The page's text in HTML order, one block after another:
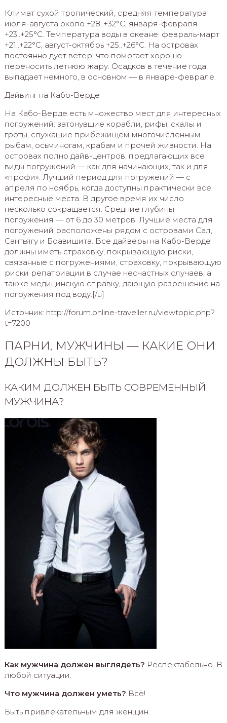
Климат сухой тропический, средняя температура
июля-августа около +28..+32°C, января-февраля
+23..+25°C. Температура воды в океане: февраль-март
+21..+22°C, август-октябрь +25..+26°C. На островах
постоянно дует ветер, что помогает хорошо
переносить летнюю жару. Осадков в течение года
выпадает немного, в основном — в январе-феврале.
Дайвинг на Кабо-Верде
На Кабо-Верде есть множество мест для интересных
погружений: затонувшие корабли, рифы, скалы и
гроты, служащие прибежищем многочисленным
рыбам, осьминогам, крабам и прочей живности. На
островах полно дайв-центров, предлагающих все
виды погружений — как для начинающих, так и для
«профи». Лучший период для погружений — с
апреля по ноябрь, когда доступны практически все
интересные места. В другое время их число
несколько сокращается. Средние глубины
погружения — от 6 до 30 метров. Лучшие места для
погружений расположены рядом с островами Сал,
Сантьягу и Боавишита. Все дайверы на Кабо-Верде
должны иметь страховку, покрывающую риски,
связанные с погружениями, страховку, покрывающую
риски репатриации в случае несчастных случаев, а
также медицинскую справку, дающую разрешение на
погружения под воду.[/u]
Источник: http://forum.online-traveller.ru/viewtopic.php?
t=7200
ПАРНИ, МУЖЧИНЫ — КАКИЕ ОНИ
ДОЛЖНЫ БЫТЬ?
КАКИМ ДОЛЖЕН БЫТЬ СОВРЕМЕННЫЙ
МУЖЧИНА?
Как мужчина должен выглядеть? Респектабельно. В
любой ситуации.
Что мужчина должен уметь? Всё!
Быть привлекательным для женщин.